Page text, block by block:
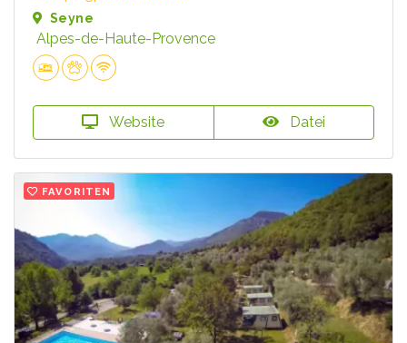
Seyne
Alpes-de-Haute-Provence
Website Datei
FAVORITEN